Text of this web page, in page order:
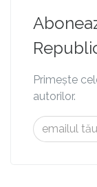
Primește
autorilor.